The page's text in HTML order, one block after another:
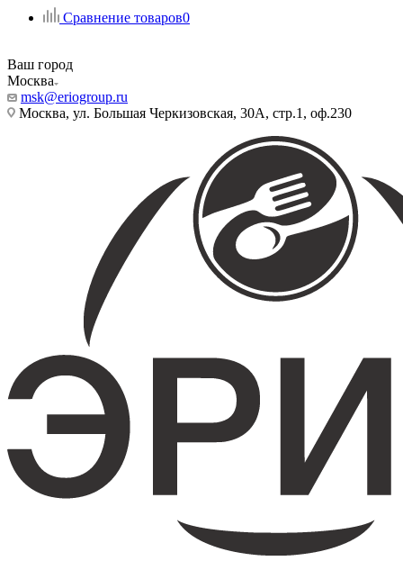
Сравнение товаров0
Ваш город
Москва
msk@eriogroup.ru
Москва, ул. Большая Черкизовская, 30А, стр.1, оф.230